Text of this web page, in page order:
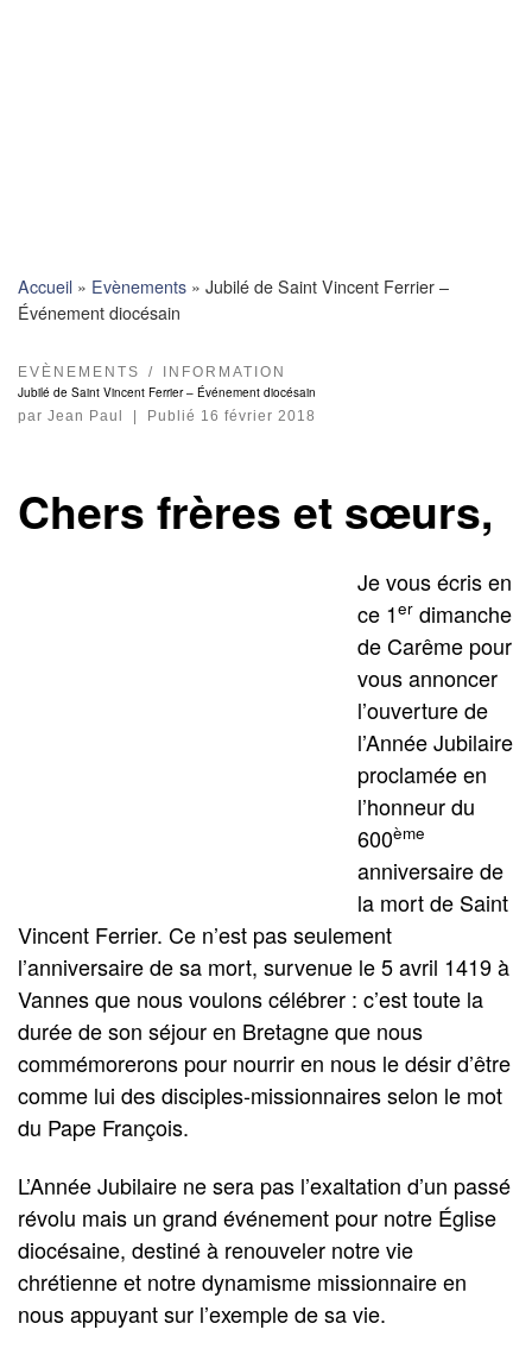
Accueil » Evènements » Jubilé de Saint Vincent Ferrier –
Événement diocésain
EVÈNEMENTS
INFORMATION
Jubilé de Saint Vincent Ferrier – Événement diocésain
par Jean Paul | Publié 16 février 2018
Chers frères et sœurs,
Je vous écris en
ce 1erdimanche
de Carême pour
vous annoncer
l’ouverture de
l’Année Jubilaire
proclamée en
l’honneur du
600ème
anniversaire de
la mort de Saint
Vincent Ferrier. Ce n’est pas seulement
l’anniversaire de sa mort, survenue le 5 avril 1419 à
Vannes que nous voulons célébrer : c’est toute la
durée de son séjour en Bretagne que nous
commémorerons pour nourrir en nous le désir d’être
comme lui des disciples-missionnaires selon le mot
du Pape François.
L’Année Jubilaire ne sera pas l’exaltation d’un passé
révolu mais un grand événement pour notre Église
diocésaine, destiné à renouveler notre vie
chrétienne et notre dynamisme missionnaire en
nous appuyant sur l’exemple de sa vie.